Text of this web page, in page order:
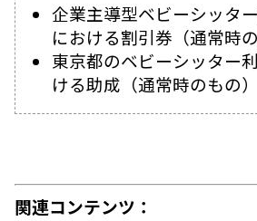
企業主導型ベビーシッタ
における割引券（通常時の
東京都のベビーシッター
ける助成（通常時のもの）
関連コンテンツ：